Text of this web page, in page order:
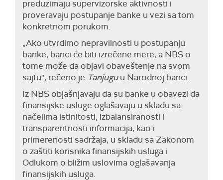
preduzimaju supervizorske aktivnosti i
proveravaju postupanje banke u vezi sa tom
konkretnom porukom.
„Ako utvrdimo nepravilnosti u postupanju
banke, banci će biti izrečene mere, a NBS o
tome može da objavi obaveštenje na svom
sajtu", rečeno je Tanjuguu Narodnoj banci.
Iz NBS objašnjavaju da su banke u obavezi da
finansijske usluge oglašavaju u skladu sa
načelima istinitosti, izbalansiranosti i
transparentnosti informacija, kao i
primerenosti sadržaja, u skladu sa Zakonom
o zaštiti korisnika finansijskih usluga i
Odlukom o bližim uslovima oglašavanja
finansijskih usluga.